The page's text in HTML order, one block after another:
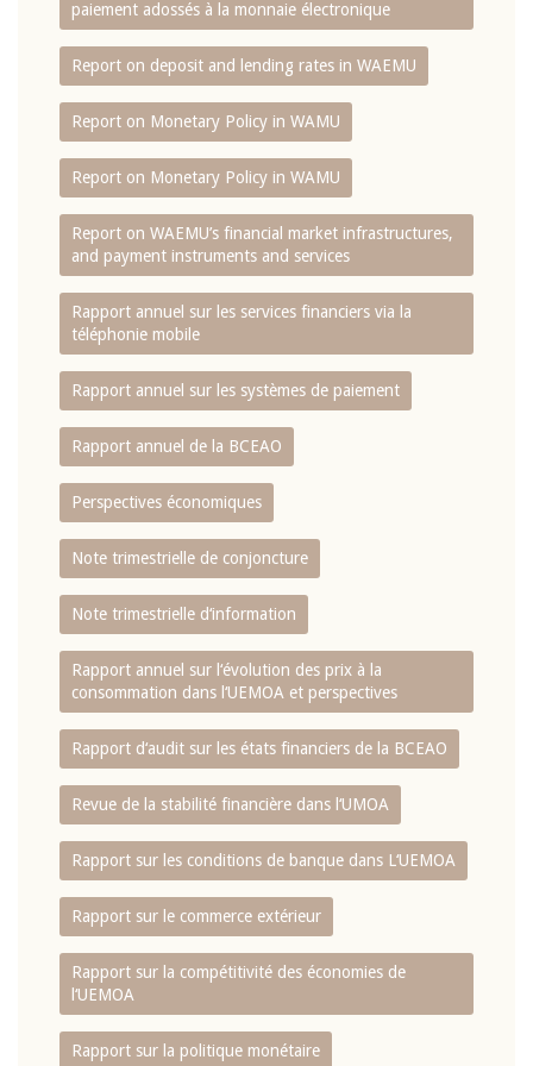
paiement adossés à la monnaie électronique
Report on deposit and lending rates in WAEMU
Report on Monetary Policy in WAMU
Report on Monetary Policy in WAMU
Report on WAEMU’s financial market infrastructures,
and payment instruments and services
Rapport annuel sur les services financiers via la
téléphonie mobile
Rapport annuel sur les systèmes de paiement
Rapport annuel de la BCEAO
Perspectives économiques
Note trimestrielle de conjoncture
Note trimestrielle d‘information
Rapport annuel sur l‘évolution des prix à la
consommation dans l‘UEMOA et perspectives
Rapport d‘audit sur les états financiers de la BCEAO
Revue de la stabilité financière dans l‘UMOA
Rapport sur les conditions de banque dans L‘UEMOA
Rapport sur le commerce extérieur
Rapport sur la compétitivité des économies de
l‘UEMOA
Rapport sur la politique monétaire